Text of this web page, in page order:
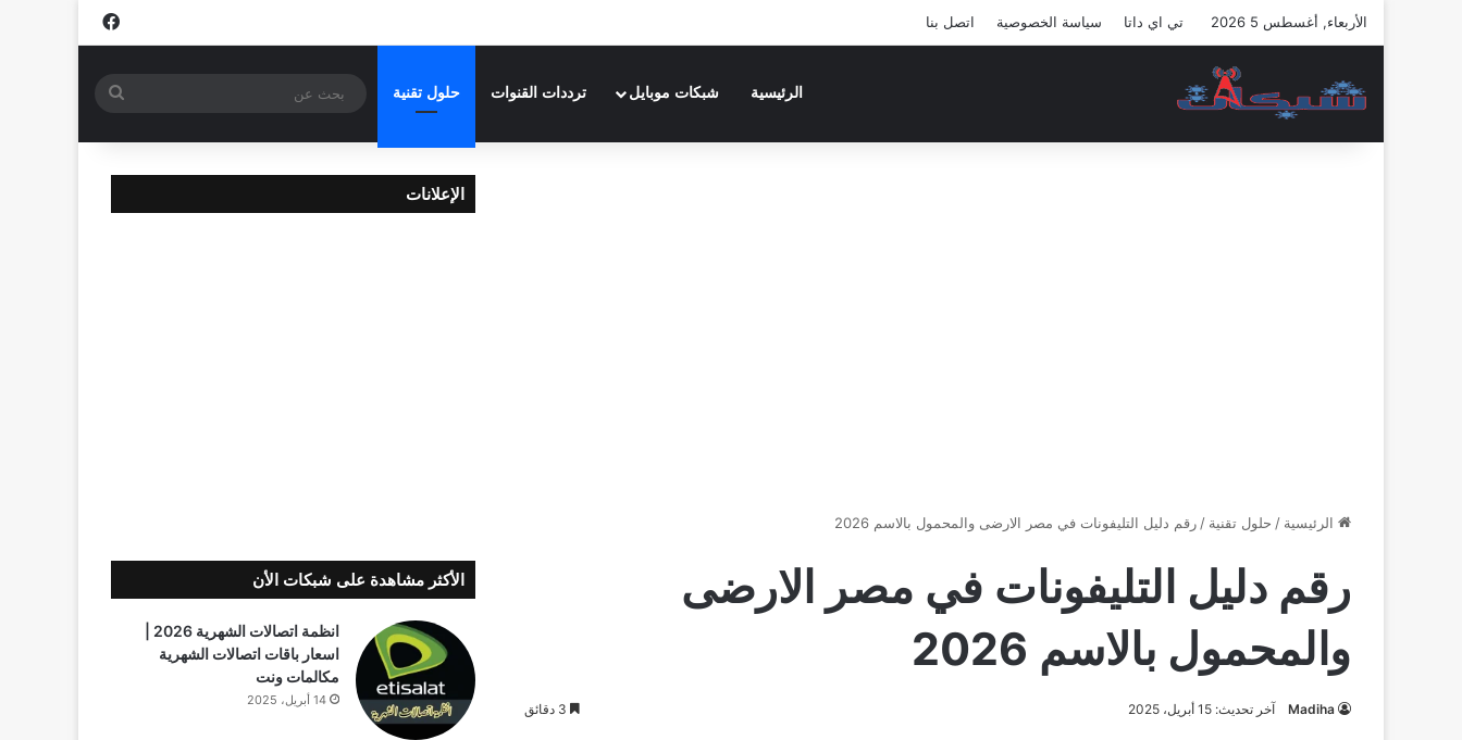
الأربعاء, أغسطس 5 2026 تي اي داتا سياسة الخصوصية اتصل بنا فيسبوك
الرئيسية شبكات موبايل ترددات القنوات حلول تقنية
بحث
الرئيسية / حلول تقنية / رقم دليل التليفونات في مصر الارضى والمحمول بالاسم 2026
رقم دليل التليفونات في مصر الارضى
والمحمول بالاسم 2026
Madiha آخر تحديث: 15 أبريل، 2025
الإعلانات
الأكثر مشاهدة على شبكات الأن
اسعار باقات اتصالات الشهرية
مكالمات ونت
14 أبريل، 2025